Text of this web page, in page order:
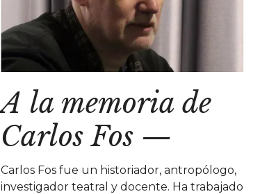
A la memoria de
Carlos Fos —
Carlos Fos fue un historiador, antropólogo,
investigador teatral y docente. Ha trabajado